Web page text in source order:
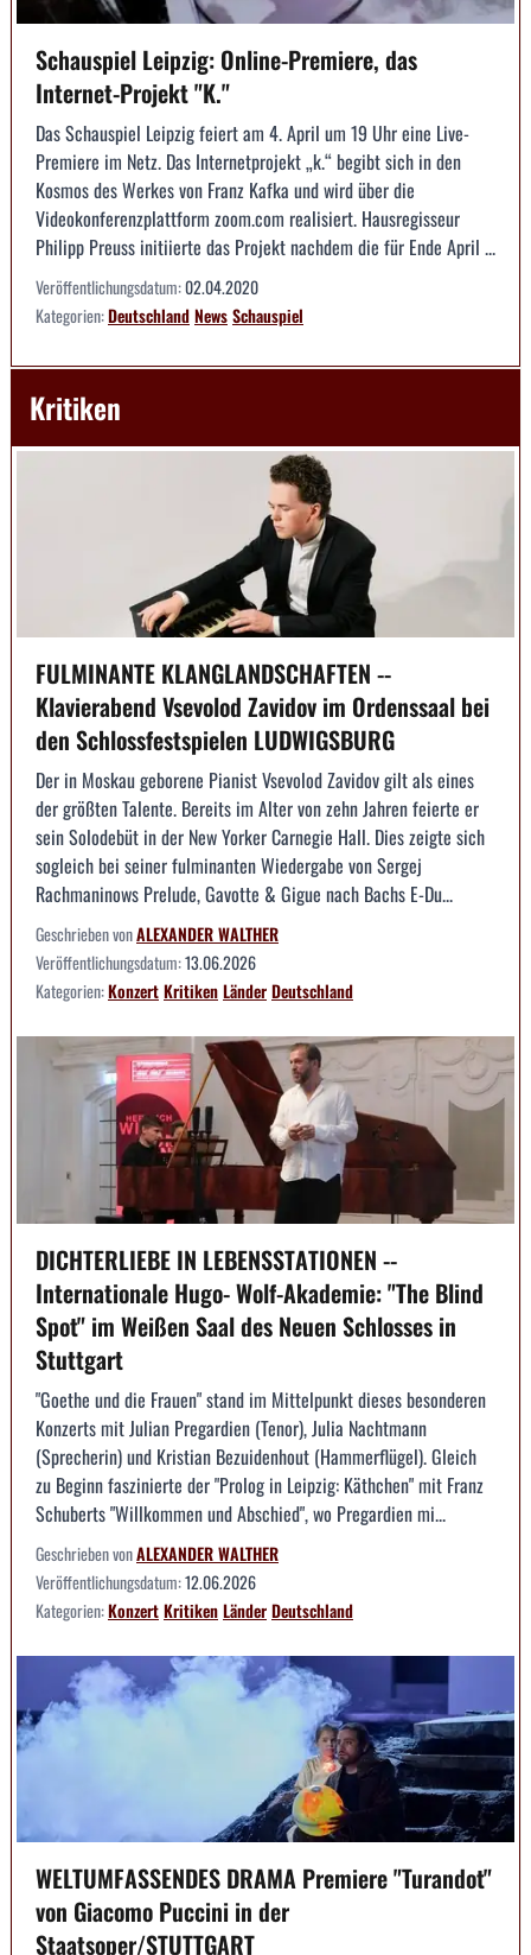
Schauspiel Leipzig: Online-Premiere, das
Internet-Projekt "K."
Das Schauspiel Leipzig feiert am 4. April um 19 Uhr eine Live-
Premiere im Netz. Das Internetprojekt „k.“ begibt sich in den
Kosmos des Werkes von Franz Kafka und wird über die
Videokonferenzplattform zoom.com realisiert. Hausregisseur
Philipp Preuss initiierte das Projekt nachdem die für Ende April ...
Veröffentlichungsdatum:02.04.2020
Kategorien:DeutschlandNewsSchauspiel
Kritiken
FULMINANTE KLANGLANDSCHAFTEN --
Klavierabend Vsevolod Zavidov im Ordenssaal bei
den Schlossfestspielen LUDWIGSBURG
Der in Moskau geborene Pianist Vsevolod Zavidov gilt als eines
der größten Talente. Bereits im Alter von zehn Jahren feierte er
sein Solodebüt in der New Yorker Carnegie Hall. Dies zeigte sich
sogleich bei seiner fulminanten Wiedergabe von Sergej
Rachmaninows Prelude, Gavotte & Gigue nach Bachs E-Du...
Geschrieben vonALEXANDER WALTHER
Veröffentlichungsdatum:13.06.2026
Kategorien:KonzertKritikenLänderDeutschland
DICHTERLIEBE IN LEBENSSTATIONEN --
Internationale Hugo- Wolf-Akademie: "The Blind
Spot" im Weißen Saal des Neuen Schlosses in
Stuttgart
"Goethe und die Frauen" stand im Mittelpunkt dieses besonderen
Konzerts mit Julian Pregardien (Tenor), Julia Nachtmann
(Sprecherin) und Kristian Bezuidenhout (Hammerflügel). Gleich
zu Beginn faszinierte der "Prolog in Leipzig: Käthchen" mit Franz
Schuberts "Willkommen und Abschied", wo Pregardien mi...
Geschrieben vonALEXANDER WALTHER
Veröffentlichungsdatum:12.06.2026
Kategorien:KonzertKritikenLänderDeutschland
WELTUMFASSENDES DRAMA Premiere "Turandot"
von Giacomo Puccini in der
Staatsoper/STUTTGART